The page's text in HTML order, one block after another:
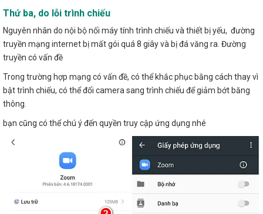
Thứ ba, do lỗi trình chiếu
Nguyên nhân do nội bộ nối máy tính trình chiếu và thiết bị yếu, đường
truyền mạng internet bị mất gói quá 8 giây và bị đá văng ra. Đường
truyền có vấn đề
Trong trường hợp mạng có vấn đề, có thể khắc phục bằng cách thay vì
bật trình chiếu, có thể đổi camera sang trình chiếu để giảm bớt băng
thông.
bạn cũng có thể chú ý đến quyền truy cập ứng dụng nhé